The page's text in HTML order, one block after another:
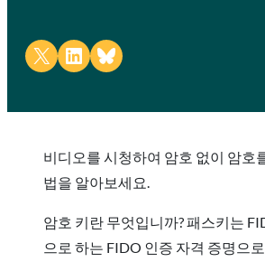
Share on X Share on LinkedIn
Share on Bluesky
비디오를 시청하여 암호 없이 암호
법을 알아보세요.
암호 키란 무엇입니까? 패스키는
으로 하는 FIDO 인증 자격 증명으